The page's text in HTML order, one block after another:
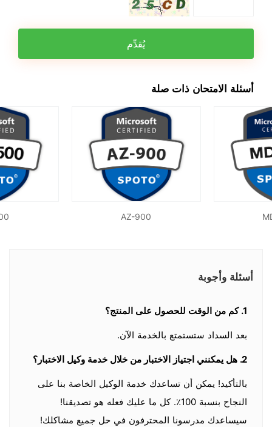
يُقدِّم
أسئلة الامتحان ذات صلة
AZ-900
أسئلة وأجوبة
1. كم من الوقت للحصول على المنتج؟
بعد السداد ستستمتع بالخدمة الآن.
2. هل يمكنني اجتياز الاختبار من خلال خدمة وكيل الاختبار؟
بالتأكيد! يمكن أن تساعدك خدمة الوكيل الخاصة بنا على
النجاح بنسبة 100٪. كل ما عليك فعله هو تصديقنا!
سيساعدك مدرسونا المحترفون في حل جميع مشاكلك!